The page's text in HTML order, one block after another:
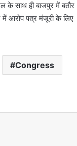
के साथ ही बाजपुर में बतौर
में आरोप पत्र मंजूरी के लिए
Congress